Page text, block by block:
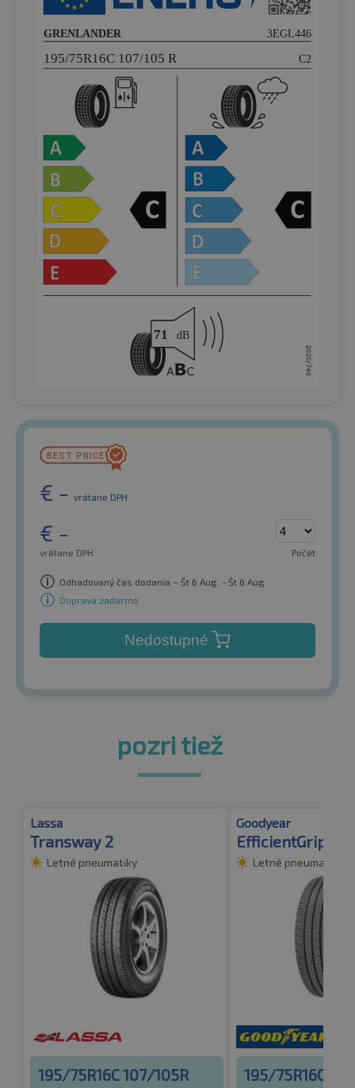
€ - vrátane DPH
€ -
vrátane DPH Počet
Odhadovaný čas dodania – Št 6 Aug. - Št 6 Aug.
Doprava zadarmo
Nedostupné
pozri tiež
Lassa
Transway 2
Letné pneumatiky
195/75R16C 107/105R
Goodyear
EfficientGrip
Letné pneumatiky
195/75R16C